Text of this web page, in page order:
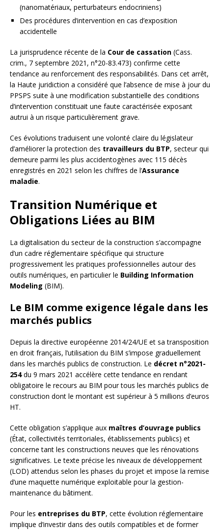
(nanomatériaux, perturbateurs endocriniens)
Des procédures d’intervention en cas d’exposition
accidentelle
La jurisprudence récente de la Cour de cassation (Cass.
crim., 7 septembre 2021, n°20-83.473) confirme cette
tendance au renforcement des responsabilités. Dans cet arrêt,
la Haute juridiction a considéré que l’absence de mise à jour du
PPSPS suite à une modification substantielle des conditions
d’intervention constituait une faute caractérisée exposant
autrui à un risque particulièrement grave.
Ces évolutions traduisent une volonté claire du législateur
d’améliorer la protection des travailleurs du BTP, secteur qui
demeure parmi les plus accidentogènes avec 115 décès
enregistrés en 2021 selon les chiffres de l’Assurance
maladie.
Transition Numérique et
Obligations Liées au BIM
La digitalisation du secteur de la construction s’accompagne
d’un cadre réglementaire spécifique qui structure
progressivement les pratiques professionnelles autour des
outils numériques, en particulier le Building Information
Modeling (BIM).
Le BIM comme exigence légale dans les
marchés publics
Depuis la directive européenne 2014/24/UE et sa transposition
en droit français, l’utilisation du BIM s’impose graduellement
dans les marchés publics de construction. Le décret n°2021-
254du 9 mars 2021 accélère cette tendance en rendant
obligatoire le recours au BIM pour tous les marchés publics de
construction dont le montant est supérieur à 5 millions d’euros
HT.
Cette obligation s’applique aux maîtres d’ouvrage publics
(État, collectivités territoriales, établissements publics) et
concerne tant les constructions neuves que les rénovations
significatives. Le texte précise les niveaux de développement
(LOD) attendus selon les phases du projet et impose la remise
d’une maquette numérique exploitable pour la gestion-
maintenance du bâtiment.
Pour les entreprises du BTP, cette évolution réglementaire
implique d’investir dans des outils compatibles et de former